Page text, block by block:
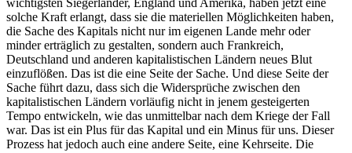
wichtigsten Siegerländer, England und Amerika, haben jetzt eine
solche Kraft erlangt, dass sie die materiellen Möglichkeiten haben,
die Sache des Kapitals nicht nur im eigenen Lande mehr oder
minder erträglich zu gestalten, sondern auch Frankreich,
Deutschland und anderen kapitalistischen Ländern neues Blut
einzuflößen. Das ist die eine Seite der Sache. Und diese Seite der
Sache führt dazu, dass sich die Widersprüche zwischen den
kapitalistischen Ländern vorläufig nicht in jenem gesteigerten
Tempo entwickeln, wie das unmittelbar nach dem Kriege der Fall
war. Das ist ein Plus für das Kapital und ein Minus für uns. Dieser
Prozess hat jedoch auch eine andere Seite, eine Kehrseite. Die